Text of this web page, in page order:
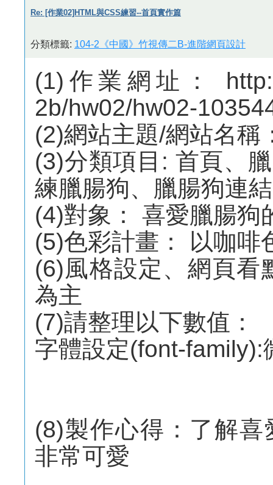
Re: [作業02]HTML與CSS練習--首頁實作篇
分類標籤: 104-2《中國》竹視傳二B-進階網頁設計
(1)作業網址：
2b/hw02/hw02-
(2)網站主題/網站名稱
(3)分類項目: 首頁、
練臘腸狗、臘腸狗連結
(4)對象： 喜愛臘腸狗
(5)色彩計畫： 以咖啡
(6)風格設定、網頁看
為主
(7)請整理以下數值：
字體設定(font-family):
(8)製作心得：了解
非常可愛